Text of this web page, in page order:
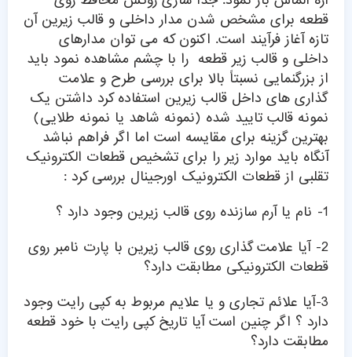
قطعه برای مشخص شدن مدار داخلی و قالب زیرین آن
تازه آغاز فرآیند است. اکنون که می توان مدارهای
داخلی و قالب زیر قطعه را با چشم مشاهده نمود باید
از بزرگنمایی نسبتاً بالا برای بررسی طرح و علامت
گذاری های داخل قالب زیرین استفاده کرد داشتن یک
نمونه قالب تایید شده (نمونه شاهد یا نمونه طلایی)
بهترین گزینه برای مقایسه است اما اگر فراهم نباشد
آنگاه باید موارد زیر را برای تشخیص قطعات الکترونیک
تقلبی از قطعات الکترونیک اورجینال بررسی کرد :
1- نام یا آرم سازنده روی قالب زیرین وجود دارد ؟
2- آیا علامت گذاری روی قالب زیرین با پارت نامبر روی
قطعات الکترونیکی مطابقت دارد؟
3-آیا علائم تجاری و یا علایم مربوط به کپی رایت وجود
دارد ؟ اگر چنین است آیا تاریخ کپی رایت با خود قطعه
مطابقت دارد؟